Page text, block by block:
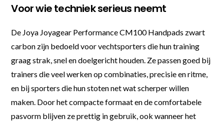
Voor wie techniek serieus neemt
De Joya Joyagear Performance CM100 Handpads zwart
carbon zijn bedoeld voor vechtsporters die hun training
graag strak, snel en doelgericht houden. Ze passen goed bij
trainers die veel werken op combinaties, precisie en ritme,
en bij sporters die hun stoten net wat scherper willen
maken. Door het compacte formaat en de comfortabele
pasvorm blijven ze prettig in gebruik, ook wanneer het